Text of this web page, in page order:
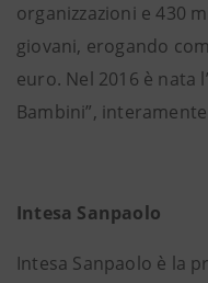
organizzazioni e 430
giovani, erogando
euro. Nel 2016 è nata
Bambini”,
Intesa Sanpaolo
Intesa Sanpaolo è la